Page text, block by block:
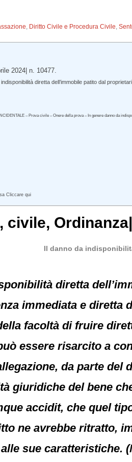
, Diritto Civile e Procedura Civile,
2024| n. 10477.
diretta dell’immobile patito dal
– Prova civile – Onere della prova – In genere danno da
Cliccare qui
, civile,
Il danno da
diretta
immediata e
facoltà di fruire
essere risarcito a
da parte
giuridiche del bene
accidit, che quel
ne avrebbe ritratto,
sue caratteristiche.